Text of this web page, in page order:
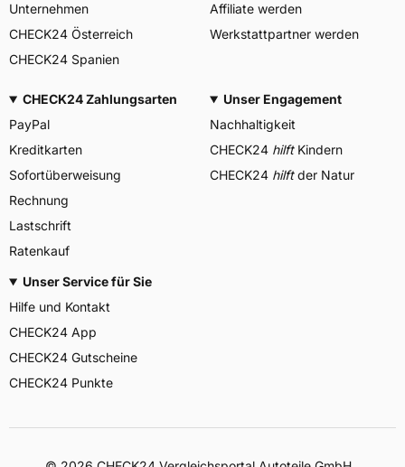
Unternehmen
CHECK24 Österreich
CHECK24 Spanien
Affiliate werden
Werkstattpartner werden
CHECK24 Zahlungsarten
PayPal
Kreditkarten
Sofortüberweisung
Rechnung
Lastschrift
Ratenkauf
Unser Engagement
Nachhaltigkeit
CHECK24 hilftKindern
CHECK24 hilftder Natur
Unser Service für Sie
Hilfe und Kontakt
CHECK24 App
CHECK24 Gutscheine
CHECK24 Punkte